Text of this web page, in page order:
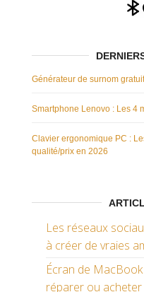
Générateur de surnom gratuit
Smartphone Lenovo : Les 4
Clavier ergonomique PC :
qualité/prix en 2026
Les réseaux
à créer de vraies
Écran de
réparer ou acheter